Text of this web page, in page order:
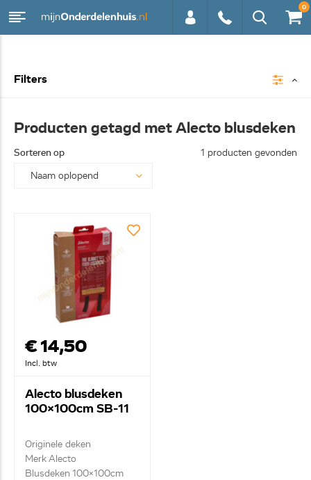
0
Filters
Producten getagd met Alecto blusdeken
Sorteren op 1 producten gevonden
€ 14,50
Incl. btw
Alecto blusdeken
100x100cm SB-11
Originele deken
Merk Alecto
Blusdeken 100x100cm